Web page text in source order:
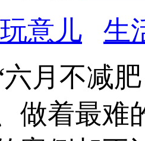
意儿
生
月不减
做着最难